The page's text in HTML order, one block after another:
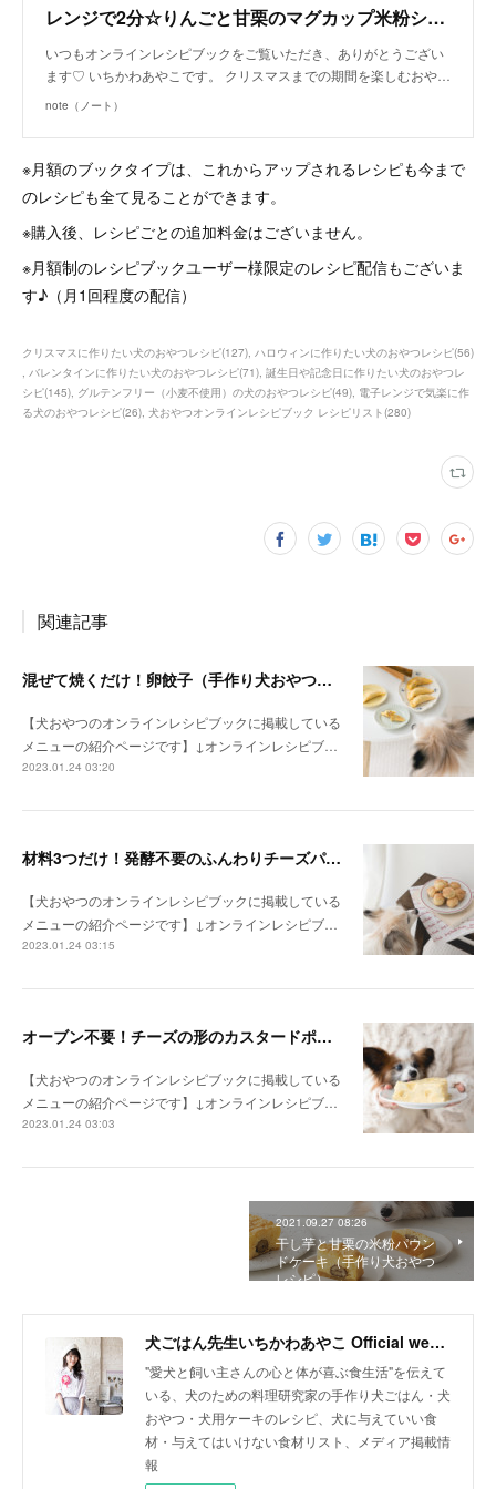
レンジで2分☆りんごと甘栗のマグカップ米粉シュトレン（手作り犬おやつレシピ）｜いちかわあやこ（犬ごはん先生）｜note
いつもオンラインレシピブックをご覧いただき、ありがとうござい
ます♡ いちかわあやこです。 クリスマスまでの期間を楽しむおや…
note（ノート）
※月額のブックタイプは、これからアップされるレシピも今まで
のレシピも全て見ることができます。
※購入後、レシピごとの追加料金はございません。
※月額制のレシピブックユーザー様限定のレシピ配信もございま
す♪（月1回程度の配信）
クリスマスに作りたい犬のおやつレシピ(127) ハロウィンに作りたい犬のおやつレシピ(56)
バレンタインに作りたい犬のおやつレシピ(71) 誕生日や記念日に作りたい犬のおやつレ
シピ(145) グルテンフリー（小麦不使用）の犬のおやつレシピ(49) 電子レンジで気楽に作
る犬のおやつレシピ(26) 犬おやつオンラインレシピブック レシピリスト(280)
関連記事
混ぜて焼くだけ！卵餃子（手作り犬おやつレシピ）
【犬おやつのオンラインレシピブックに掲載している
メニューの紹介ページです】↓オンラインレシピブ…
2023.01.24 03:20
材料3つだけ！発酵不要のふんわりチーズパン（手作り犬おやつレシピ）
【犬おやつのオンラインレシピブックに掲載している
メニューの紹介ページです】↓オンラインレシピブ…
2023.01.24 03:15
オーブン不要！チーズの形のカスタードポテトケーキ（手作り犬おやつレシピ）
【犬おやつのオンラインレシピブックに掲載している
メニューの紹介ページです】↓オンラインレシピブ…
2023.01.24 03:03
2021.09.27 08:26
干し芋と甘栗の米粉パウン
ドケーキ（手作り犬おやつ
レシピ）
犬ごはん先生いちかわあやこ Official web site
"愛犬と飼い主さんの心と体が喜ぶ食生活"を伝えて
いる、犬のための料理研究家の手作り犬ごはん・犬
おやつ・犬用ケーキのレシピ、犬に与えていい食
材・与えてはいけない食材リスト、メディア掲載情
報